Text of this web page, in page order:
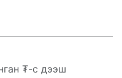
₮-с дээш